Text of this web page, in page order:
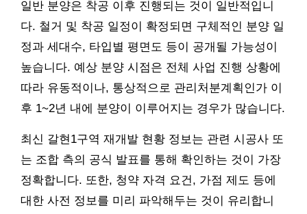
일반 분양은 착공 이후 진행되는 것이 일반적입니
다. 철거 및 착공 일정이 확정되면 구체적인 분양 일
정과 세대수, 타입별 평면도 등이 공개될 가능성이
높습니다. 예상 분양 시점은 전체 사업 진행 상황에
따라 유동적이나, 통상적으로 관리처분계획인가 이
후 1~2년 내에 분양이 이루어지는 경우가 많습니다.
최신 갈현1구역 재개발 현황 정보는 관련 시공사 또
는 조합 측의 공식 발표를 통해 확인하는 것이 가장
정확합니다. 또한, 청약 자격 요건, 가점 제도 등에
대한 사전 정보를 미리 파악해두는 것이 유리합니